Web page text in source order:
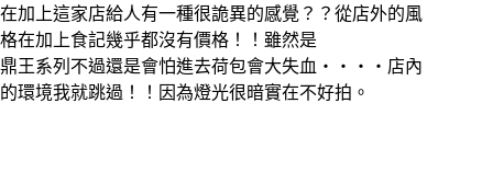
在加上這家店給人有一種很詭異的感覺？？從店外的風
格在加上食記幾乎都沒有價格！！雖然是
鼎王系列不過還是會怕進去荷包會大失血‧‧‧‧店內
的環境我就跳過！！因為燈光很暗實在不好拍。